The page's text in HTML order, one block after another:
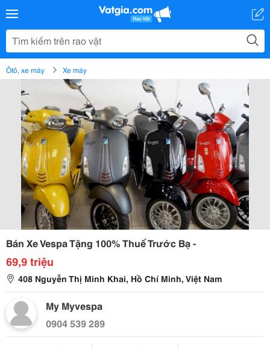
Ôtô, xe máy Xe máy
Bán Xe Vespa Tặng 100% Thuế Trước Bạ -
69,9 triệu
408 Nguyễn Thị Minh Khai, Hồ Chí Minh, Việt Nam
My Myvespa
0904 539 289